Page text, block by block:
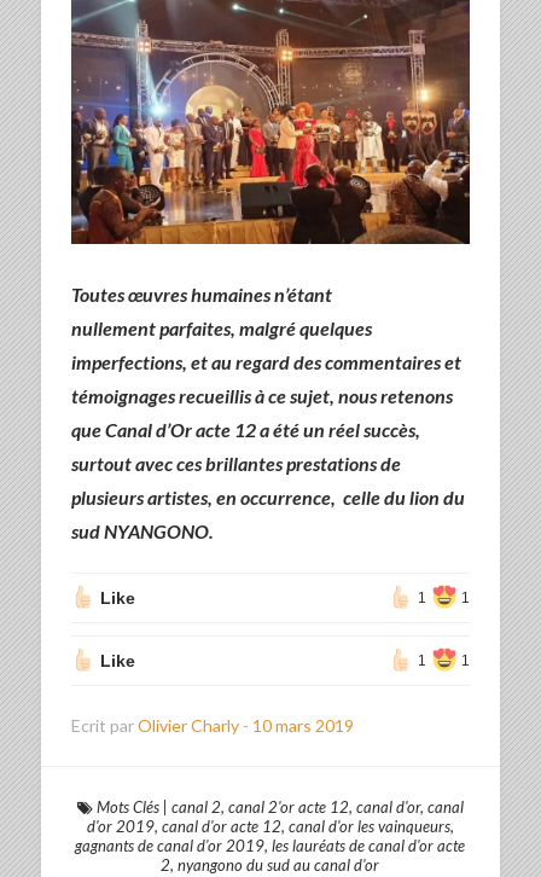
Toutes œuvres humaines n’étant
nullement parfaites, malgré quelques
imperfections, et au regard des commentaires et
témoignages recueillis à ce sujet, nous retenons
que Canal d’Or acte 12 a été un réel succès,
surtout avec ces brillantes prestations de
plusieurs artistes, en occurrence, celle du lion du
sud NYANGONO.
Like 1 1
Like 1 1
Ecrit parOlivier Charly - 10 mars 2019
Mots Clés| canal 2, canal 2'or acte 12, canal d'or, canal
d'or 2019, canal d'or acte 12, canal d'or les vainqueurs,
gagnants de canal d'or 2019,les lauréats de canal d'or acte
2,nyangono du sud au canal d'or